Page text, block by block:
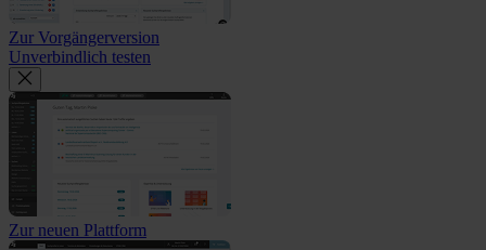
Zur Vorgängerversion
Unverbindlich testen
Zur neuen Plattform